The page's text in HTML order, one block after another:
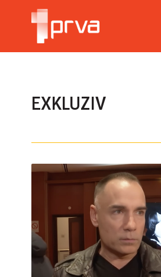
EXKLUZIV